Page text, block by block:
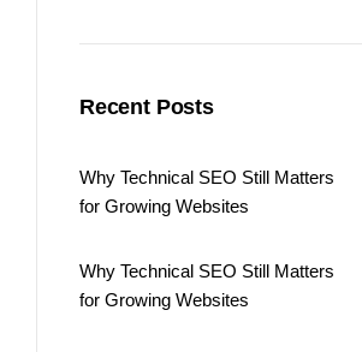
Recent Posts
Why Technical SEO Still Matters
for Growing Websites
Why Technical SEO Still Matters
for Growing Websites